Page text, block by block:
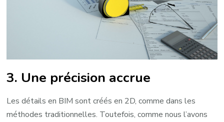
3. Une précision accrue
Les détails en BIM sont créés en 2D, comme dans les
méthodes traditionnelles. Toutefois, comme nous l’avons